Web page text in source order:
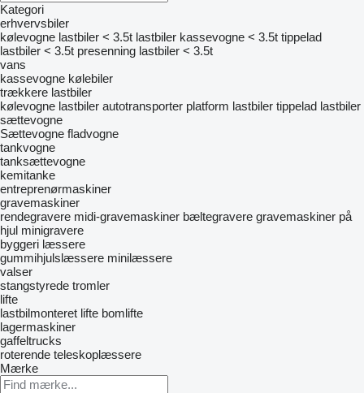
Kategori
erhvervsbiler
kølevogne lastbiler < 3.5t lastbiler kassevogne < 3.5t tippelad
lastbiler < 3.5t presenning lastbiler < 3.5t
vans
kassevogne kølebiler
trækkere lastbiler
kølevogne lastbiler autotransporter platform lastbiler tippelad lastbiler
sættevogne
Sættevogne fladvogne
tankvogne
tanksættevogne
kemitanke
entreprenørmaskiner
gravemaskiner
rendegravere midi-gravemaskiner bæltegravere gravemaskiner på
hjul minigravere
byggeri læssere
gummihjulslæssere minilæssere
valser
stangstyrede tromler
lifte
lastbilmonteret lifte bomlifte
lagermaskiner
gaffeltrucks
roterende teleskoplæssere
Mærke